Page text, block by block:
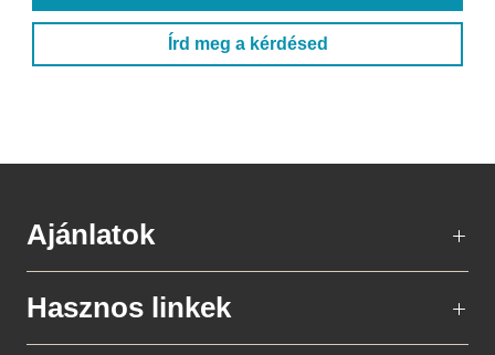
Írd meg a kérdésed
Ajánlatok
Hasznos linkek